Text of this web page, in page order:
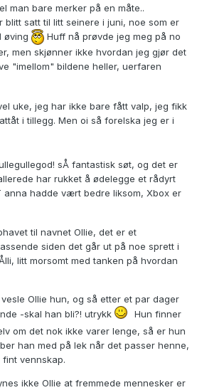
man bare merker på en måte..
blitt satt til litt seinere i juni, noe som er
øving
Huff nå prøvde jeg meg på no
men skjønner ikke hvordan jeg gjør det
"imellom" bildene heller, uerfaren
uke, jeg har ikke bare fått valp, jeg fikk
i tillegg. Men oi så forelska jeg er i
sÅ fantastisk søt, og det er
har rukket å ødelegge et rådyrt
anna hadde vært bedre liksom, Xbox er
til navnet Ollie, det er et
siden det går ut på noe sprett i
litt morsomt med tanken på hvordan
Ollie hun, og så etter et par dager
-skal han bli?! utrykk
Hun finner
om det nok ikke varer lenge, så er hun
han med på lek når det passer henne,
vennskap.
ikke Ollie at fremmede mennesker er